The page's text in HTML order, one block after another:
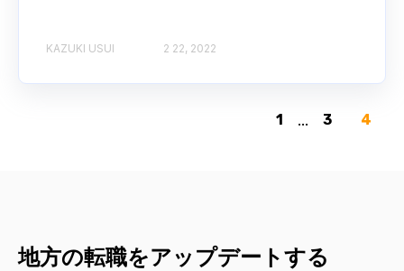
KAZUKI USUI 2 22, 2022
1 ... 3 4
地方の転職をアップデートする